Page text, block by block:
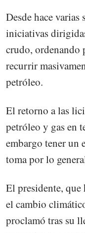
Desde hace varias
iniciativas
crudo, ordenando
recurrir
petróleo.
El retorno a las
petróleo y gas en
embargo tener un
toma por lo
El presidente, que
el cambio
proclamó tras su